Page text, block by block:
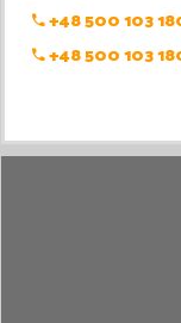
+48 500 103
+48 500 103